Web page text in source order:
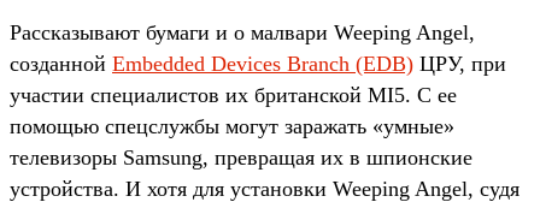
Рассказывают бумаги и о малвари Weeping Angel,
созданной Embedded Devices Branch (EDB) ЦРУ, при
участии специалистов их британской MI5. С ее
помощью спецслужбы могут заражать «умные»
телевизоры Samsung, превращая их в шпионские
устройства. И хотя для установки Weeping Angel, судя